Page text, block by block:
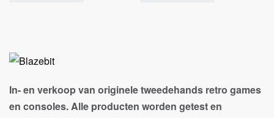
In- en verkoop van originele tweedehands retro games
en consoles. Alle producten worden getest en